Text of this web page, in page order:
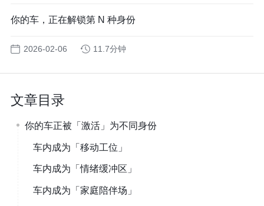
你的车，正在解锁第 N 种身份
2026-02-06 11.7分钟
文章目录
你的车正被「激活」为不同身份
车内成为「移动工位」
车内成为「情绪缓冲区」
车内成为「家庭陪伴场」